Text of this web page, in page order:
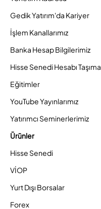
Gedik Yatırım'da Kariyer
İşlem Kanallarımız
Banka Hesap Bilgilerimiz
Hisse Senedi Hesabı Taşıma
Eğitimler
YouTube Yayınlarımız
Yatırımcı Seminerlerimiz
Ürünler
Hisse Senedi
VİOP
Yurt Dışı Borsalar
Forex